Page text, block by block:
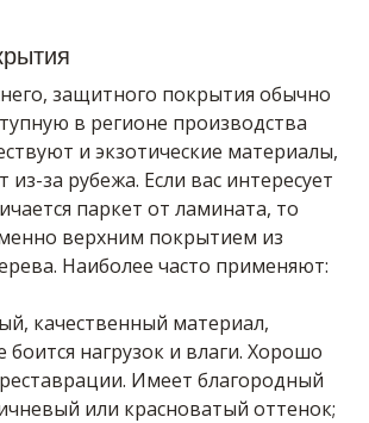
защитного покрытия обычно
в регионе производства
и экзотические материалы,
из-за рубежа. Если вас интересует
паркет от ламината, то
верхним покрытием из
Наиболее часто применяют:
качественный материал,
боится нагрузок и влаги. Хорошо
Имеет благородный
или красноватый оттенок;